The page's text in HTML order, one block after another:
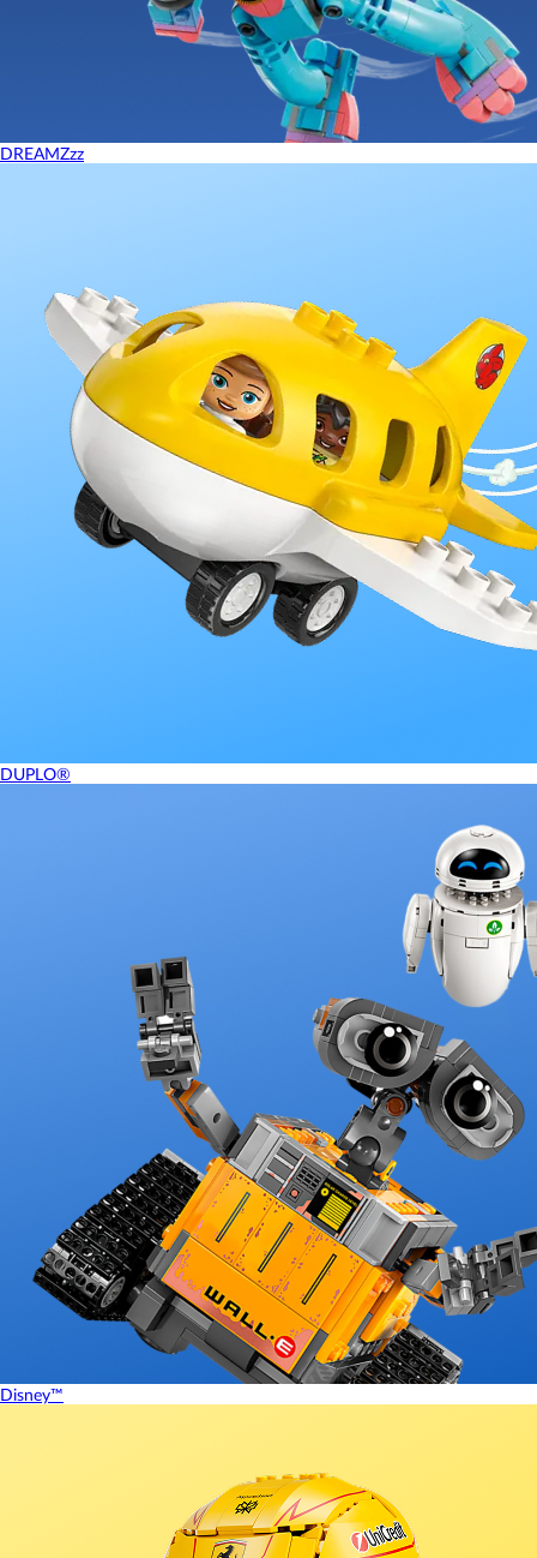
DREAMZzz
DUPLO®
Disney™